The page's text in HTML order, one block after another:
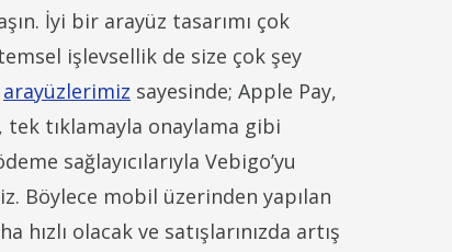
İyi bir arayüz tasarımı çok
işlevsellik de size çok şey
arayüzlerimiz sayesinde; Apple Pay,
tek tıklamayla onaylama gibi
sağlayıcılarıyla Vebigo’yu
Böylece mobil üzerinden yapılan
hızlı olacak ve satışlarınızda artış